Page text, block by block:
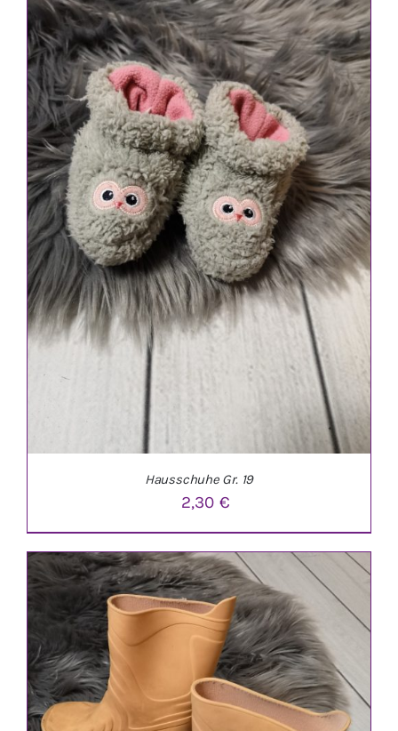
IN DEN WARENKORB / DETAILS
IN DEN WARENKORB / DETAILS
Hausschuhe Gr. 19
2,30€